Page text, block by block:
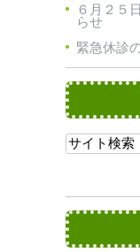
６月２５
らせ
緊急休診